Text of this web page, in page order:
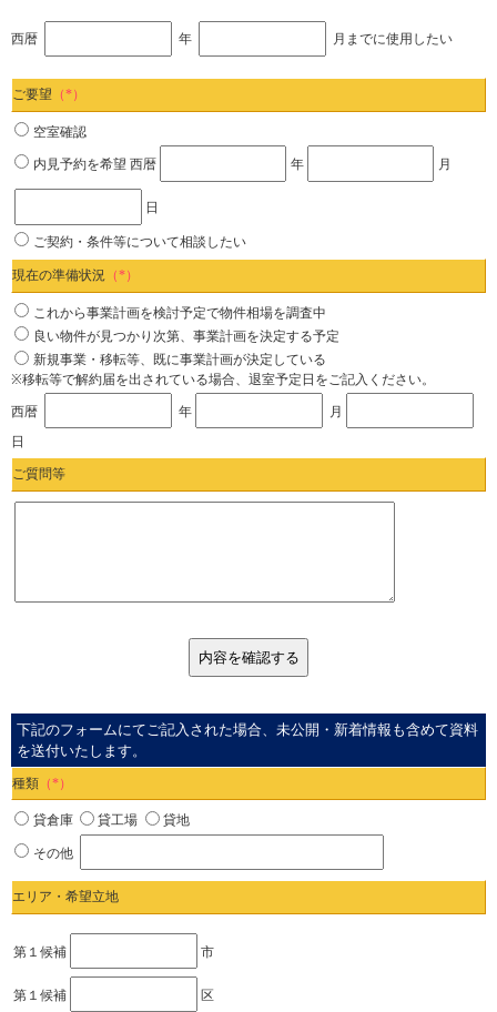
西暦 年 月までに使用したい
ご要望 （*）
空室確認
内見予約を希望 西暦 年 月
日
ご契約・条件等について相談したい
現在の準備状況 （*）
これから事業計画を検討予定で物件相場を調査中
良い物件が見つかり次第、事業計画を決定する予定
新規事業・移転等、既に事業計画が決定している
※移転等で解約届を出されている場合、退室予定日をご記入ください。
西暦 年 月
日
ご質問等
下記のフォームにてご記入された場合、未公開・新着情報も含めて資料
を送付いたします。
種類 （*）
貸倉庫 貸工場 貸地
その他
エリア・希望立地
第１候補 市
第１候補 区